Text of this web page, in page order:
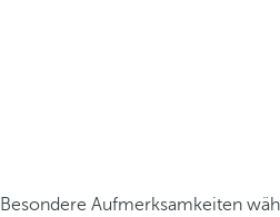
Besondere Aufmerksamkeiten